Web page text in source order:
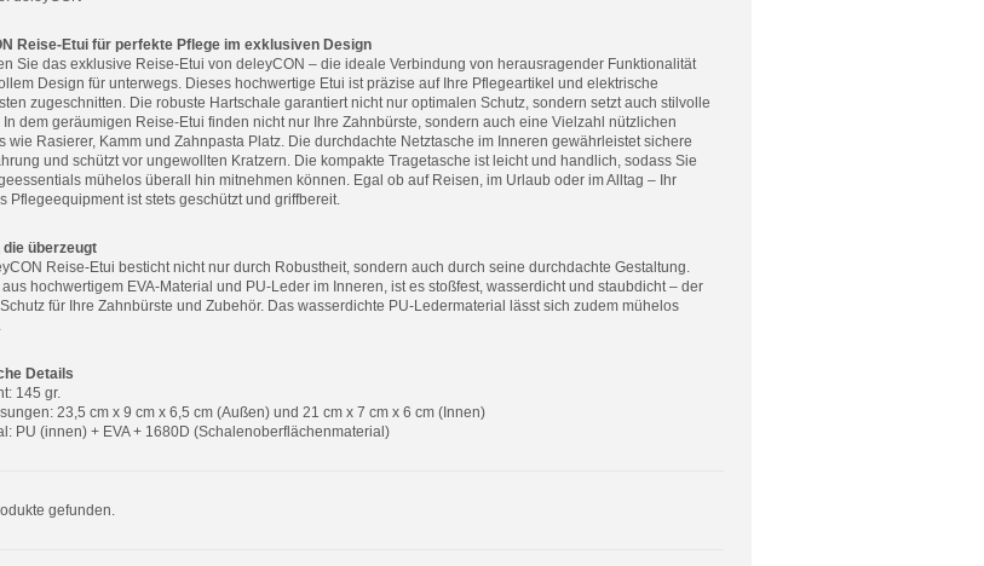
Reise-Etui für perfekte Pflege im exklusiven Design
Sie das exklusive Reise-Etui von deleyCON – die ideale Verbindung von herausragender Funktionalität
Design für unterwegs. Dieses hochwertige Etui ist präzise auf Ihre Pflegeartikel und elektrische
zugeschnitten. Die robuste Hartschale garantiert nicht nur optimalen Schutz, sondern setzt auch stilvolle
In dem geräumigen Reise-Etui finden nicht nur Ihre Zahnbürste, sondern auch eine Vielzahl nützlichen
wie Rasierer, Kamm und Zahnpasta Platz. Die durchdachte Netztasche im Inneren gewährleistet sichere
und schützt vor ungewollten Kratzern. Die kompakte Tragetasche ist leicht und handlich, sodass Sie
mühelos überall hin mitnehmen können. Egal ob auf Reisen, im Urlaub oder im Alltag – Ihr
Pflegeequipment ist stets geschützt und griffbereit.
die überzeugt
Reise-Etui besticht nicht nur durch Robustheit, sondern auch durch seine durchdachte Gestaltung.
hochwertigem EVA-Material und PU-Leder im Inneren, ist es stoßfest, wasserdicht und staubdicht – der
für Ihre Zahnbürste und Zubehör. Das wasserdichte PU-Ledermaterial lässt sich zudem mühelos
Details
145 gr.
23,5 cm x 9 cm x 6,5 cm (Außen) und 21 cm x 7 cm x 6 cm (Innen)
PU (innen) + EVA + 1680D (Schalenoberflächenmaterial)
gefunden.